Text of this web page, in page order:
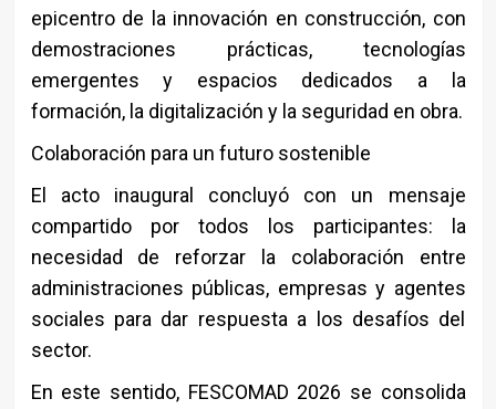
epicentro de la innovación en construcción, con
demostraciones prácticas, tecnologías
emergentes y espacios dedicados a la
formación, la digitalización y la seguridad en obra.
Colaboración para un futuro sostenible
El acto inaugural concluyó con un mensaje
compartido por todos los participantes: la
necesidad de reforzar la colaboración entre
administraciones públicas, empresas y agentes
sociales para dar respuesta a los desafíos del
sector.
En este sentido, FESCOMAD 2026 se consolida